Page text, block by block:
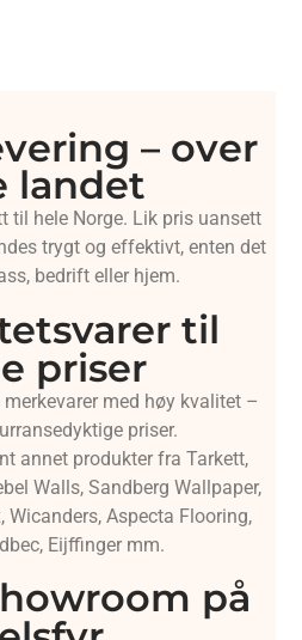
– over
landet
til hele Norge. Lik pris uansett
trygt og effektivt, enten det
bedrift eller hjem.
til
priser
med høy kvalitet –
priser.
annet produkter fra Tarkett,
Walls, Sandberg Wallpaper,
Wicanders, Aspecta Flooring,
Eijffinger mm.
på